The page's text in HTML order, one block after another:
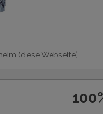
(diese Webseite)